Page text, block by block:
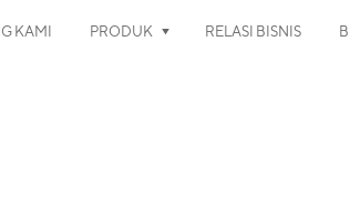
KAMI PRODUK RELASI BISNIS